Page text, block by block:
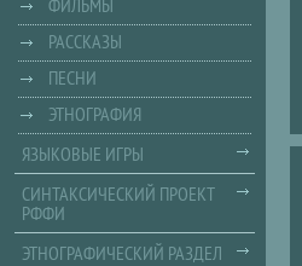
ФИЛЬМЫ
РАССКАЗЫ
ПЕСНИ
ЭТНОГРАФИЯ
ЯЗЫКОВЫЕ ИГРЫ
СИНТАКСИЧЕСКИЙ ПРОЕКТ
РФФИ
ЭТНОГРАФИЧЕСКИЙ РАЗДЕЛ